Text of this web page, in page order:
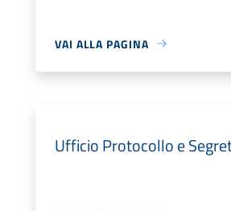
VAI ALLA PAGINA
Ufficio Protocollo e